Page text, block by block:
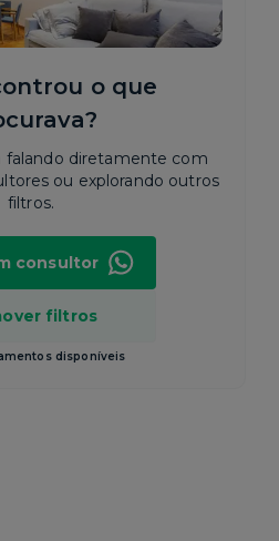
o que
falando diretamente com
ou explorando outros
filtros.
filtros
disponíveis
consultor